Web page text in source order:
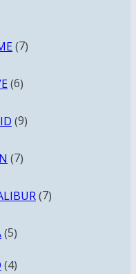
77
66
99
77
77
55
44